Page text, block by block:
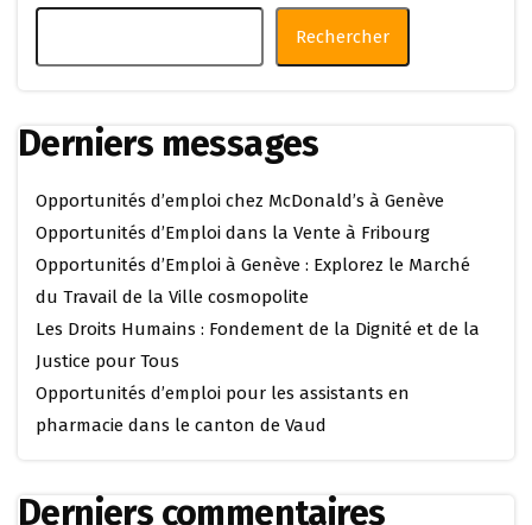
Rechercher
Derniers messages
Opportunités d’emploi chez McDonald’s à Genève
Opportunités d’Emploi dans la Vente à Fribourg
Opportunités d’Emploi à Genève : Explorez le Marché
du Travail de la Ville cosmopolite
Les Droits Humains : Fondement de la Dignité et de la
Justice pour Tous
Opportunités d’emploi pour les assistants en
pharmacie dans le canton de Vaud
Derniers commentaires